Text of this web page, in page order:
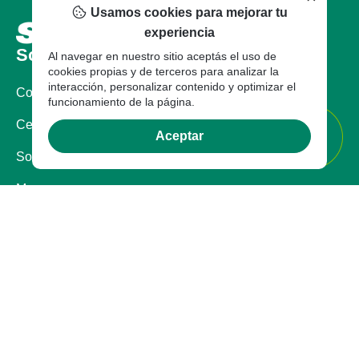
Sobre nosotros
Compañia
Certificaciones
Sostenibilidad
Marcas
Usamos cookies para mejorar tu
experiencia
Al navegar en nuestro sitio aceptás el uso de
cookies propias y de terceros para analizar la
interacción, personalizar contenido y optimizar el
funcionamiento de la página.
Aceptar